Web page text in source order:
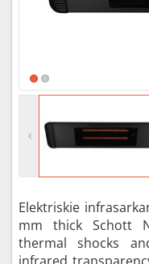
Elektriskie
mm thick Schott
thermal shocks